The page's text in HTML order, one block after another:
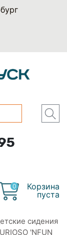
0
Корзина
пуста
сидения
'NFUN